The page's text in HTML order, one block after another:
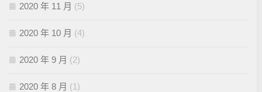
2020 年 11 月 (5)
2020 年 10 月 (4)
2020 年 9 月 (2)
2020 年 8 月 (1)